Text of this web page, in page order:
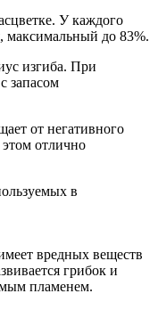
У каждого
максимальный до 83%.
изгиба. При
запасом
от негативного
отлично
в
вредных веществ
грибок и
пламенем.